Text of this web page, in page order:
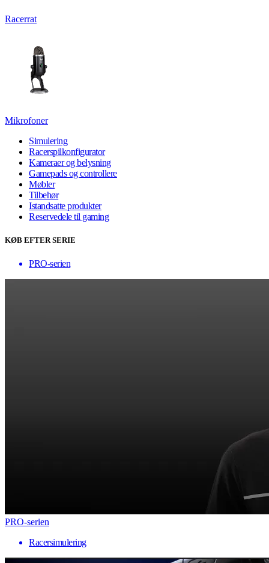
Racerrat
Mikrofoner
Simulering
Racerspilkonfigurator
Kameraer og belysning
Gamepads og controllere
Møbler
Tilbehør
Istandsatte produkter
Reservedele til gaming
KØB EFTER SERIE
PRO-serien
PRO-serien
Racersimulering